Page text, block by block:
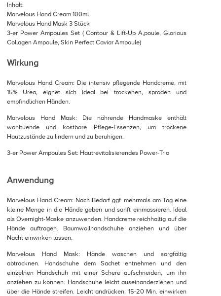
Inhalt:
Marvelous Hand Cream 100ml
Marvelous Hand Mask 3 Stück
3-er Power Ampoules Set ( Contour & Lift-Up A,poule, Glorious
Collagen Ampoule, Skin Perfect Caviar Ampoule)
Wirkung
Marvelous Hand Cream: Die intensiv pflegende Handcreme, mit
15% Urea, eignet sich ideal bei trockenen, spröden und
empfindlichen Händen.
Marvelous Hand Mask: Die nährende Handmaske enthält
wohltuende und kostbare Pflege-Essenzen, um trockene
Hautzustände zu lindern und zu beruhigen.
3-er Power Ampoules Set: Hautrevitalisierendes Power-Trio
Anwendung
Marvelous Hand Cream: Nach Bedarf ggf. mehrmals am Tag eine
kleine Menge in die Hände geben und sanft einmassieren. Ideal
als Overnight-Maske anzuwenden. Handcreme reichhaltig auf die
Hände auftragen. Baumwollhandschuhe anziehen und über
Nacht einwirken lassen.
Marvelous Hand Mask: Hände waschen und sorgfältig
abtrocknen. Handschuhe dem Sachet entnehmen und den
einzelnen Handschuh mit einer Schere aufschneiden, um ihn
anziehen zu können. Handschuhe leicht auseinanderziehen und
über die Hände streifen. Leicht andrücken. 15-20 Min. einwirken